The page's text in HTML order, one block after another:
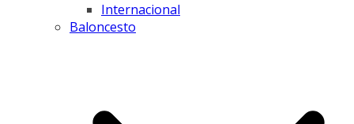
Internacional
Baloncesto